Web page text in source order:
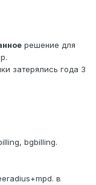
решение для
затерялись года 3
bgbilling.
в